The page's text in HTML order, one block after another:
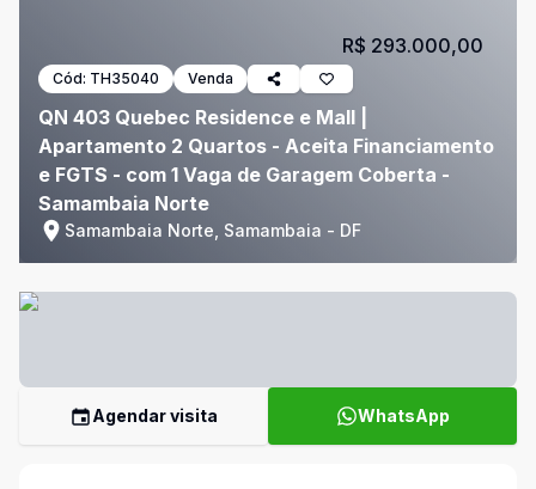
Cód: TH35040 Venda
QN 403 Quebec Residence e Mall |
Apartamento 2 Quartos - Aceita Financiamento
e FGTS - com 1 Vaga de Garagem Coberta -
Samambaia Norte
Samambaia Norte, Samambaia - DF
R$ 293.000,00
Agendar visita WhatsApp